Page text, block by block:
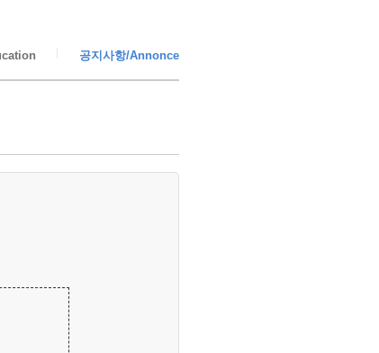
공지사항/Annonce